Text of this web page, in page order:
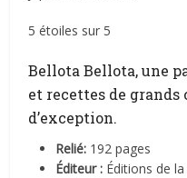
5 étoiles sur 5
Bellota Bellota, une
et recettes de grands
d’exception.
Relié: 192 pages
Éditeur : Éditions de